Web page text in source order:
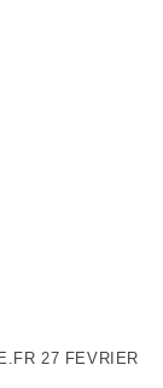
27 FEVRIER